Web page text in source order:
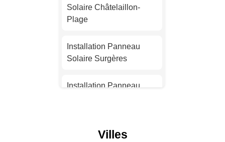
Installation Panneau
Installation Panneau
Installation Panneau
Solaire Châtelaillon-
Plage
Installation Panneau
Solaire Surgères
Installation Panneau
Solaire La Rochelle
Villes